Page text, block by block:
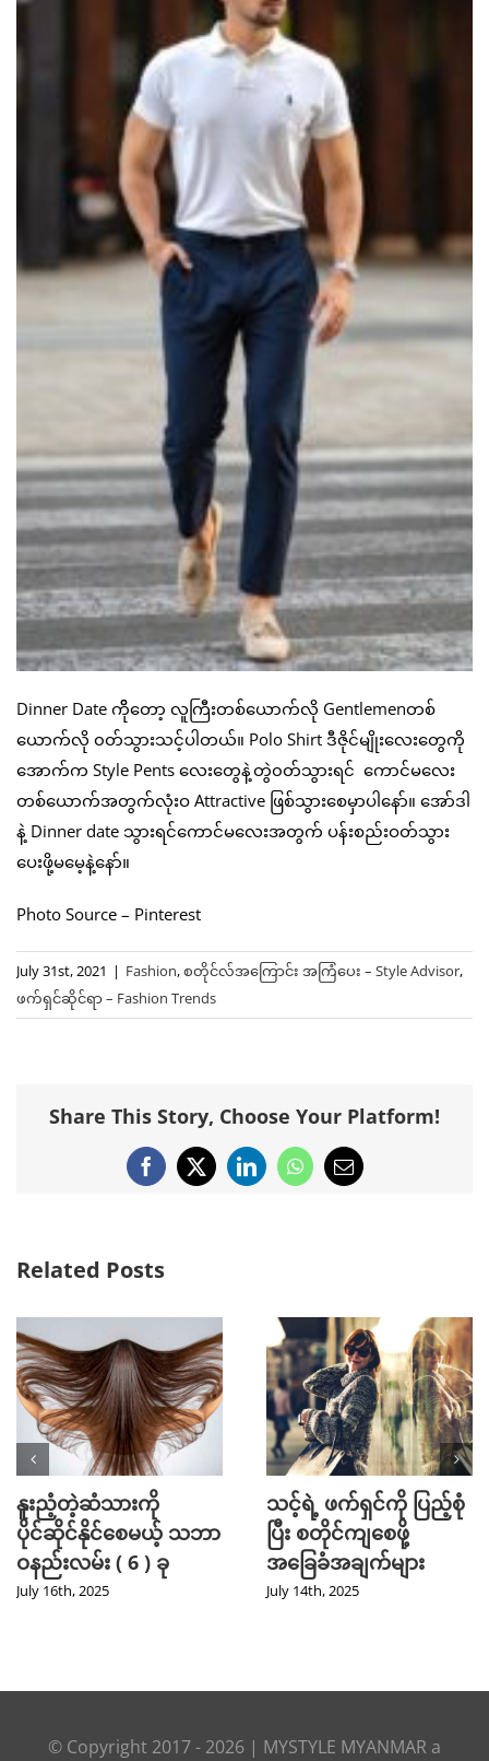
Dinner Date ကိိုတော့ လူကြီးတစ်ယောက်လို Gentlemenတစ်
ယောက်လို ၀တ်သွားသင့်ပါတယ်။ Polo Shirt ဒီဇိုင်မျိုးလေးတွေကို
အောက်က Style Pents လေးတွေနဲ့တွဲ၀တ်သွားရင် ကောင်မလေး
တစ်ယောက်အတွက်လုံးဝ Attractive ဖြစ်သွားစေမှာပါနော်။ အော်ဒါ
နဲ့ Dinner date သွားရင်ကောင်မလေးအတွက် ပန်းစည်းဝတ်သွား
ပေးဖို့မမေ့နဲ့နော်။
Photo Source – Pinterest
July 31st, 2021 | Fashion,စတိုင်လ်အကြောင်း အကြံပေး – Style Advisor,
ဖက်ရှင်ဆိုင်ရာ – Fashion Trends
Share This Story, Choose Your Platform!
Facebook
X LinkedInWhatsApp
Email
Related Posts
Mini Jeans Skirt ကို စ
တိုင်ကျကျဝတ်လို့ရစေ
မယ့် Styling Tips များ
September 28th, 2024
Golf အားကစား
ကြိုက်နှစ်သက်သူတို့
အတွက် ဖက်ရှင် Tips
များ